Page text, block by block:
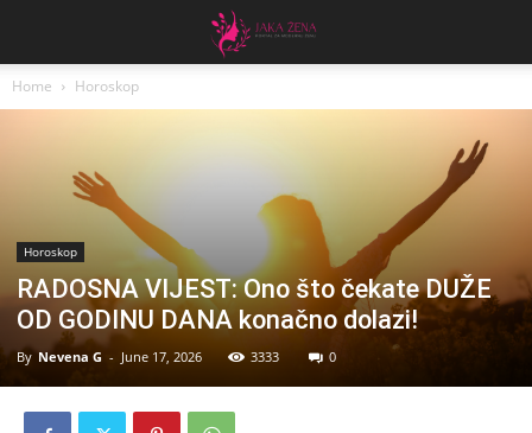
Home Horoskop
Horoskop
RADOSNA VIJEST: Ono što čekate DUŽE
OD GODINU DANA konačno dolazi!
By Nevena G - June 17, 2026 3333 0